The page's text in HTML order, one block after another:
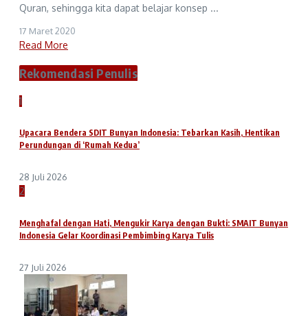
Quran, sehingga kita dapat belajar konsep ...
17 Maret 2020
Read More
Rekomendasi Penulis
1
Upacara Bendera SDIT Bunyan Indonesia: Tebarkan Kasih, Hentikan
Perundungan di ‘Rumah Kedua’
28 Juli 2026
2
Menghafal dengan Hati, Mengukir Karya dengan Bukti: SMAIT Bunyan
Indonesia Gelar Koordinasi Pembimbing Karya Tulis
27 Juli 2026